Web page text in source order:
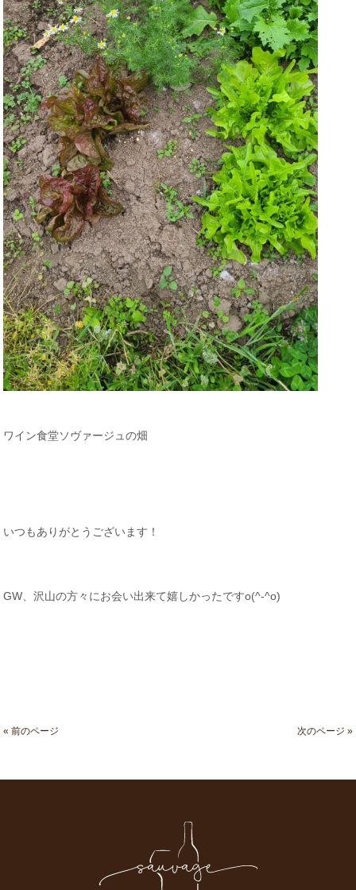
ワイン食堂ソヴァージュの畑
いつもありがとうございます！
GW、沢山の方々にお会い出来て嬉しかったですo(^-^o)
« 前のページ 次のページ »